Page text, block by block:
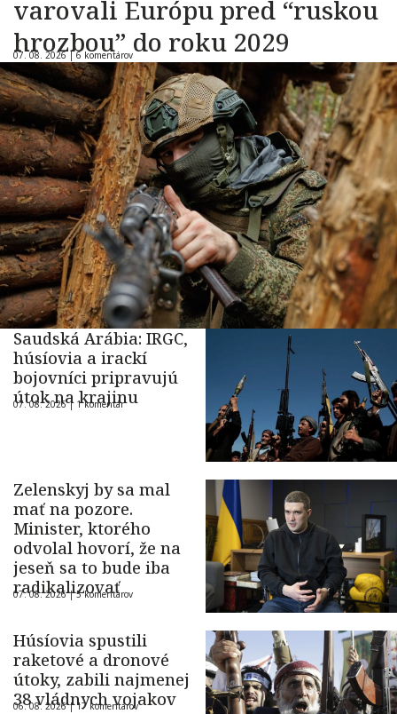
varovali Európu pred “ruskou
hrozbou” do roku 2029
07. 08. 2026 |6 komentárov
Saudská Arábia: IRGC,
húsíovia a irackí
bojovníci pripravujú
útok na krajinu
07. 08. 2026 | 1 komentár
Zelenskyj by sa mal
mať na pozore.
Minister, ktorého
odvolal hovorí, že na
jeseň sa to bude iba
radikalizovať
07. 08. 2026 |5 komentárov
Húsíovia spustili
raketové a dronové
útoky, zabili najmenej
38 vládnych vojakov
06. 08. 2026 |17 komentárov